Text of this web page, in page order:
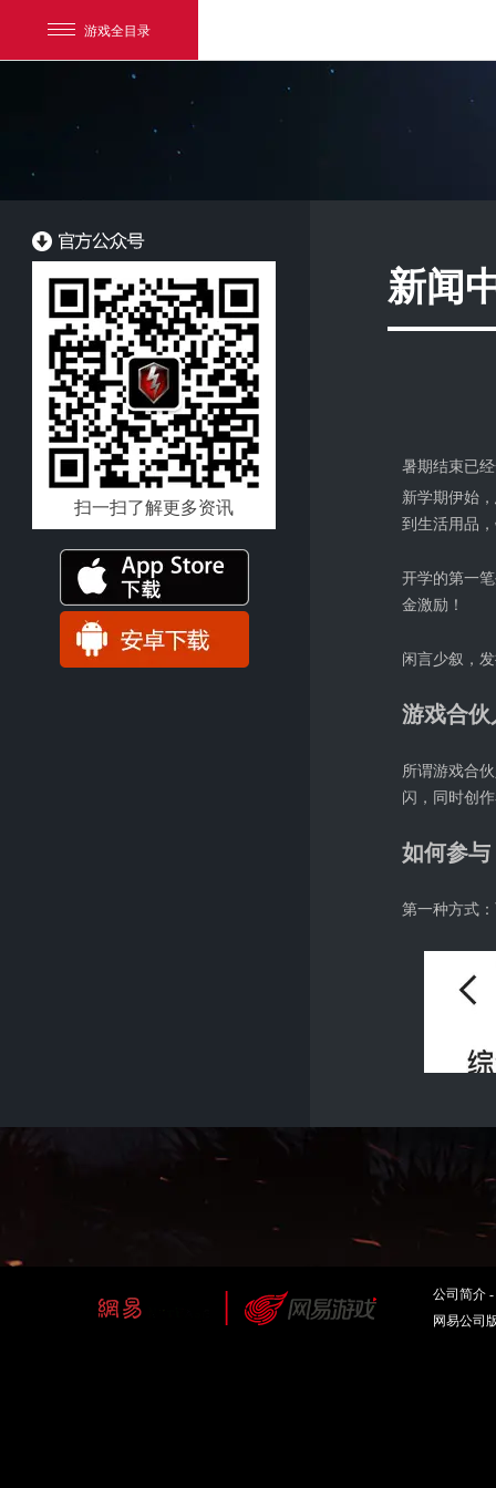
游戏全目录
网易游戏
游戏爱好者
我的足迹： 坦克世界闪击战
扫一扫了解更多资讯
新闻
暑期结束已
新学期伊始
到生活用品
开学的第一
金激励！
闲言少叙，
游戏合伙
所谓游戏合
闪，同时创
如何参与
第一种方式
公司简介 -
网易公司